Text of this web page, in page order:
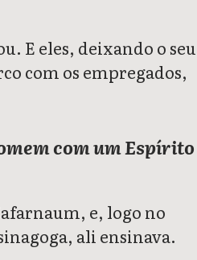
E eles, deixando o seu
com os empregados,
com um Espírito
e, logo no
ali ensinava.